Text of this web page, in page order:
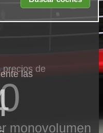
precios de
monovolumen
las